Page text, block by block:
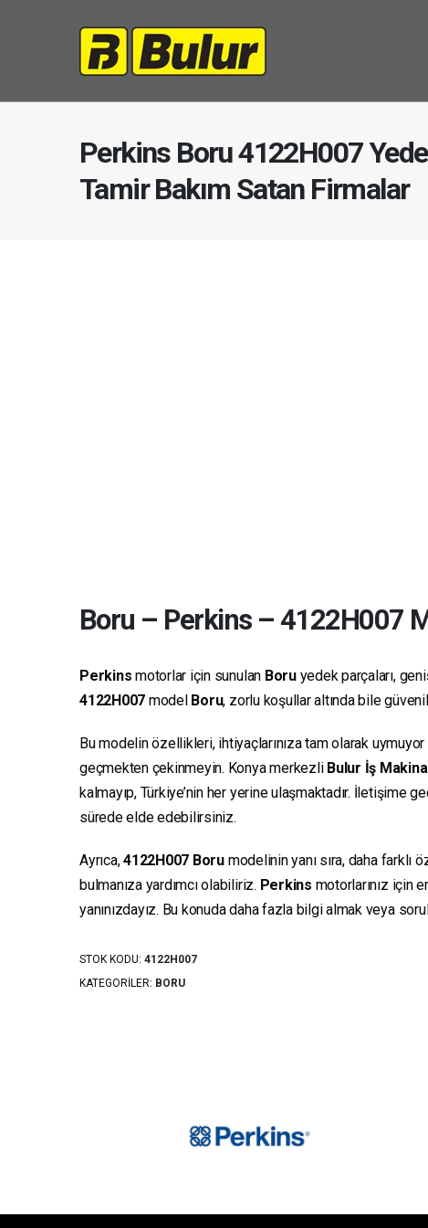
Perkins Boru 4122H007
Tamir Bakım Satan Firmalar
Boru – Perkins–4122H007
Perkins motorlar için sunulan Boruyedek parçaları,
4122H007 model Boru, zorlu koşullar altında bile
Bu modelin özellikleri, ihtiyaçlarınıza tam olarak
geçmekten çekinmeyin. Konya merkezli Bulur İş
kalmayıp, Türkiye’nin her yerine ulaşmaktadır. İletişime
sürede elde edebilirsiniz.
Ayrıca,4122H007 Boru modelinin yanı sıra, daha
bulmanıza yardımcı olabiliriz. Perkins motorlarınız için
yanınızdayız. Bu konuda daha fazla bilgi almak veya
STOK KODU: 4122H007
KATEGORILER: BORU